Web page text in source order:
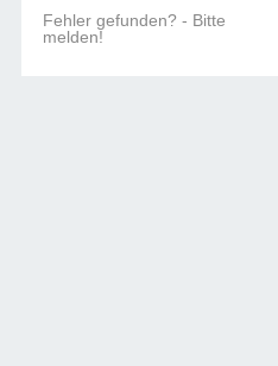
Fehler gefunden? - Bitte
melden!